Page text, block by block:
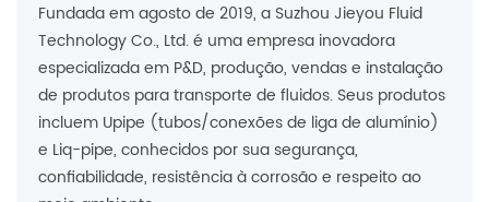
Fundada em agosto de 2019, a Suzhou Jieyou Fluid
Technology Co., Ltd. é uma empresa inovadora
especializada em P&D, produção, vendas e instalação
de produtos para transporte de fluidos. Seus produtos
incluem Upipe (tubos/conexões de liga de alumínio)
e Liq-pipe, conhecidos por sua segurança,
confiabilidade, resistência à corrosão e respeito ao